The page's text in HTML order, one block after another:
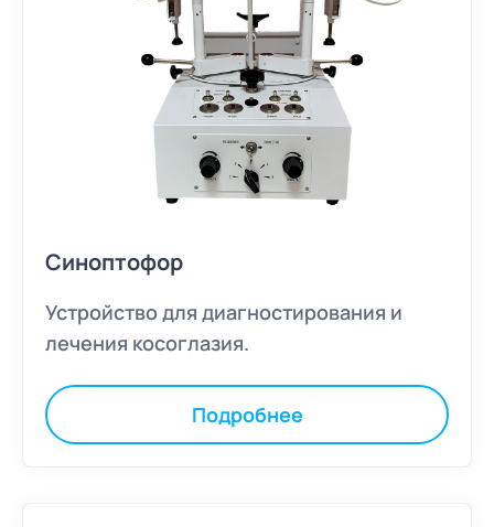
Синоптофор
Устройство для диагностирования и
лечения косоглазия.
Подробнее